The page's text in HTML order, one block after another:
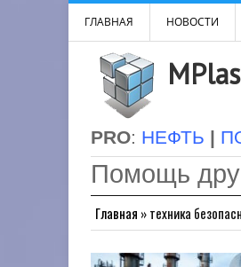
ГЛАВНАЯ НОВОСТИ
PRO: НЕФТЬ |
Помощь
Главная »техника